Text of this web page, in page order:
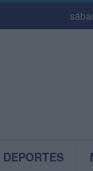
DEPORTES